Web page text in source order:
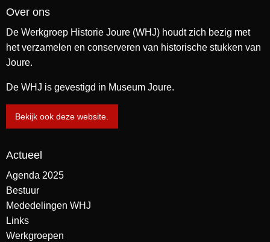
Over ons
De Werkgroep Historie Joure (WHJ) houdt zich bezig met
het verzamelen en conserveren van historische stukken van
Joure.
De WHJ is gevestigd in Museum Joure.
Bekijk ook deze website.
Actueel
Agenda 2025
Bestuur
Mededelingen WHJ
Links
Werkgroepen